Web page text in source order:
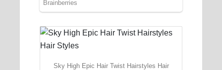
Sky High Epic Hair Twist Hairstyles Hair